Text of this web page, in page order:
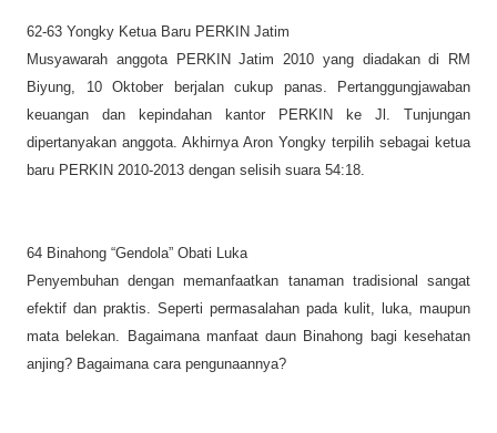
62-63 Yongky Ketua Baru PERKIN Jatim
Musyawarah anggota PERKIN Jatim 2010 yang diadakan di RM
Biyung, 10 Oktober berjalan cukup panas. Pertanggungjawaban
keuangan dan kepindahan kantor PERKIN ke Jl. Tunjungan
dipertanyakan anggota. Akhirnya Aron Yongky terpilih sebagai ketua
baru PERKIN 2010-2013 dengan selisih suara 54:18.
64 Binahong “Gendola” Obati Luka
Penyembuhan dengan memanfaatkan tanaman tradisional sangat
efektif dan praktis. Seperti permasalahan pada kulit, luka, maupun
mata belekan. Bagaimana manfaat daun Binahong bagi kesehatan
anjing? Bagaimana cara pengunaannya?